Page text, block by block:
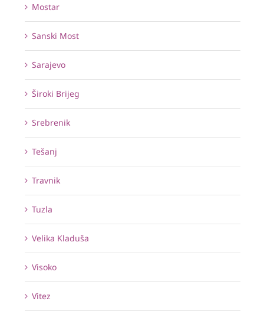
Mostar
Sanski Most
Sarajevo
Široki Brijeg
Srebrenik
Tešanj
Travnik
Tuzla
Velika Kladuša
Visoko
Vitez